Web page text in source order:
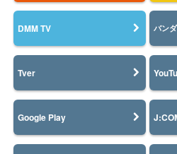
DMM TV バン
Tver
Google Play